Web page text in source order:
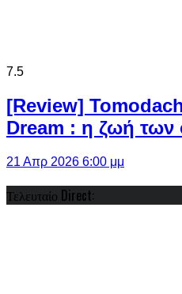
7.5
[Review]
Dream : η ζωή των
21 Απρ 2026 6:00 μμ
Τελευταίο Direct: